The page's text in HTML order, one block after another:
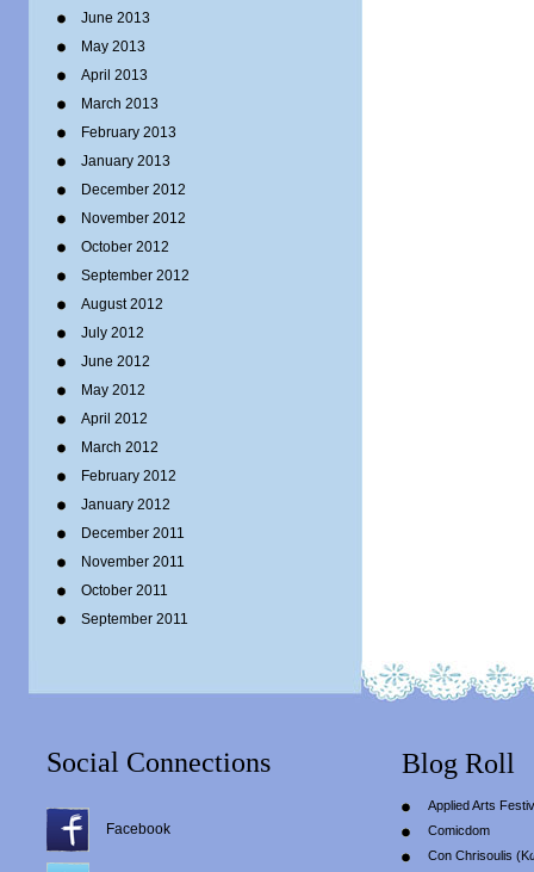
June 2013
May 2013
April 2013
March 2013
February 2013
January 2013
December 2012
November 2012
October 2012
September 2012
August 2012
July 2012
June 2012
May 2012
April 2012
March 2012
February 2012
January 2012
December 2011
November 2011
October 2011
September 2011
Social Connections
Facebook
Blog Roll
Applied Arts
Comicdom
Con Chrisoulis